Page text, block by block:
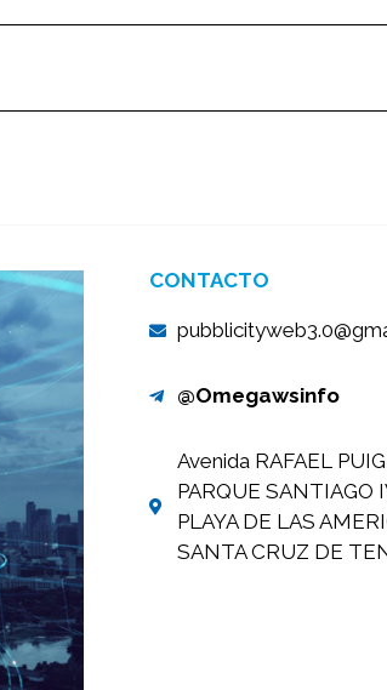
CONTACTO
@Omegawsinfo
Avenida RAFAEL
PARQUE SANTIAGO
PLAYA DE LAS
SANTA CRUZ DE